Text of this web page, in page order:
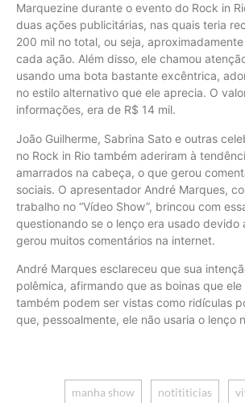
Marquezine durante o evento do Rock in
duas ações publicitárias, nas quais teria
200 mil no total, ou seja,
cada ação. Além disso, ele chamou
usando uma bota bastante excêntrica,
no estilo alternativo que ele aprecia. O
informações, era de R$ 14 mil.
João Guilherme, Sabrina Sato e outras
no Rock in Rio também aderiram à
amarrados na cabeça, o que gerou
sociais. O apresentador André Marques,
trabalho no “Vídeo Show”, brincou com
questionando se o lenço era usado devido
gerou muitos comentários na internet.
André Marques esclareceu que sua
polêmica, afirmando que as boinas que
também podem ser vistas como ridículas
que, pessoalmente, ele não usaria o lenço
manha show notititicias